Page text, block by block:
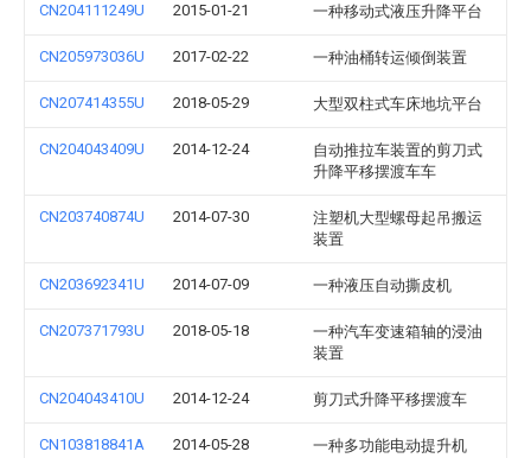
CN204111249U 2015-01-21 一种移动式液压升降平台
CN205973036U 2017-02-22 一种油桶转运倾倒装置
CN207414355U 2018-05-29 大型双柱式车床地坑平台
CN204043409U 2014-12-24
自动推拉车装置的剪刀式
升降平移摆渡车车
CN203740874U 2014-07-30
注塑机大型螺母起吊搬运
装置
CN203692341U 2014-07-09 一种液压自动撕皮机
CN207371793U 2018-05-18
一种汽车变速箱轴的浸油
装置
CN204043410U 2014-12-24 剪刀式升降平移摆渡车
CN103818841A 2014-05-28 一种多功能电动提升机